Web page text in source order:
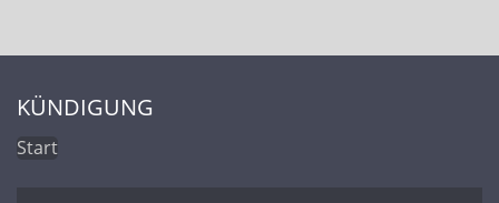
KÜNDIGUNG
Start